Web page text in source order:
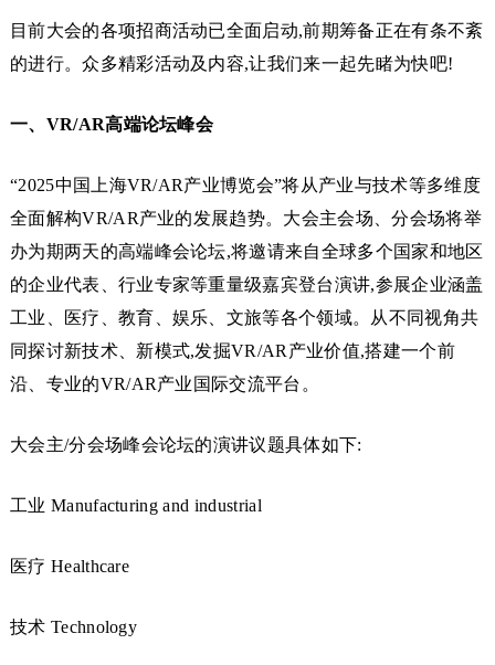
目前大会的各项招商活动已全面启动,前期筹备正在有条不紊
的进行。众多精彩活动及内容,让我们来一起先睹为快吧!
一、VR/AR高端论坛峰会
“2025中国上海VR/AR产业博览会”将从产业与技术等多维度
全面解构VR/AR产业的发展趋势。大会主会场、分会场将举
办为期两天的高端峰会论坛,将邀请来自全球多个国家和地区
的企业代表、行业专家等重量级嘉宾登台演讲,参展企业涵盖
工业、医疗、教育、娱乐、文旅等各个领域。从不同视角共
同探讨新技术、新模式,发掘VR/AR产业价值,搭建一个前
沿、专业的VR/AR产业国际交流平台。
大会主/分会场峰会论坛的演讲议题具体如下:
工业 Manufacturing and industrial
医疗 Healthcare
技术 Technology